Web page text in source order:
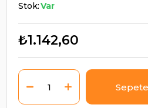
Stok:Var
₺1.142,60